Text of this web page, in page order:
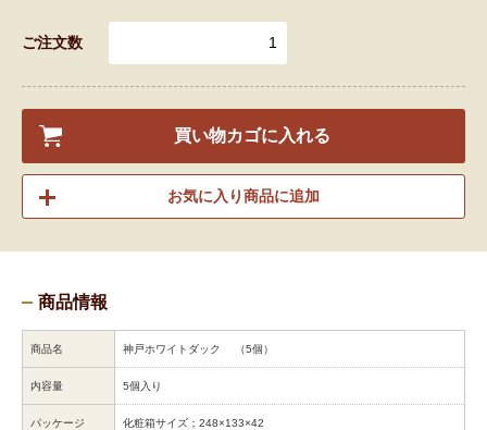
ご注文数
買い物カゴに入れる
お気に入り商品に追加
商品情報
商品名 神戸ホワイトダック （5個）
内容量 5個入り
パッケージ 化粧箱サイズ；248×133×42